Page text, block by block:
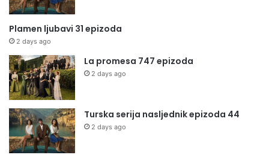
Plamen ljubavi 31 epizoda
2 days ago
La promesa 747 epizoda
2 days ago
Turska serija nasljednik epizoda 44
2 days ago